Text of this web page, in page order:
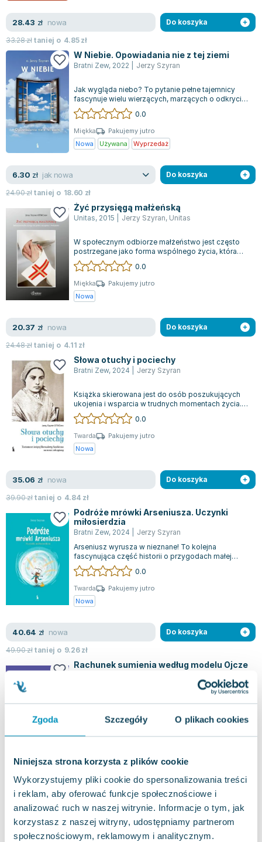
Zgoda Szczegóły O plikach cookies
Niniejsza strona korzysta z plików cookie
Wykorzystujemy pliki cookie do spersonalizowania treści
i reklam, aby oferować funkcje społecznościowe i
analizować ruch w naszej witrynie. Informacje o tym, jak
korzystasz z naszej witryny, udostępniamy partnerom
społecznościowym, reklamowym i analitycznym.
Ajahn Brahm
Lucinda Riley
Jacek Walkiewicz
28.43 zł nowa
33.28złtaniej o 4.85zł
Do koszyka
W Niebie. Opowiadania nie z tej ziemi
Bratni Zew, 2022 Jerzy Szyran
Jak wygląda niebo? To pytanie pełne tajemnicy
fascynuje wielu wierzących, marzących o odkryciu
tej zagadki po zakończeniu ziemskie...
0.0
Miękka
Pakujemy jutro
Nowa
Używana Wyprzedaż
6.30 zł jak nowa
24.90złtaniej o 18.60 zł
Do koszyka
Żyć przysięgą małżeńską
Unitas, 2015 Jerzy Szyran, Unitas
W społecznym odbiorze małżeństwo jest często
postrzegane jako forma wspólnego życia, która
tylko niektórym przynosi prawdziwe szcz...
0.0
Miękka
Pakujemy jutro
Nowa
20.37 zł nowa
24.48złtaniej o 4.11 zł
Do koszyka
Słowa otuchy i pociechy
Bratni Zew, 2024 Jerzy Szyran
Książka skierowana jest do osób poszukujących
ukojenia i wsparcia w trudnych momentach życia.
Czerpie swoją moc z fragmentów Testa...
0.0
Twarda
Pakujemy jutro
Nowa
35.06 zł nowa
39.90złtaniej o 4.84 zł
Do koszyka
Podróże mrówki Arseniusza. Uczynki
miłosierdzia
Bratni Zew, 2024
Jerzy Szyran
Arseniusz wyrusza w nieznane! To kolejna
fascynująca część historii o przygodach małej
mrówki.Po długim czasie rozłąki, Arseniusz...
0.0
Twarda
Pakujemy jutro
Nowa
40.64 zł nowa
49.90złtaniej o 9.26zł
Do koszyka
Rachunek sumienia według modelu Ojcze
Szyran OFMConv Jerzy, Jerzy Szyran
myślną, umożliwiają regularne ocenianie...
0.0
24.35zł nowa
złtaniej o 5.55
Do koszyka
Przypadki mrówki Arseniusza. 7 grzechów
głównych
Bratni Zew,2024| Jerzy Szyran